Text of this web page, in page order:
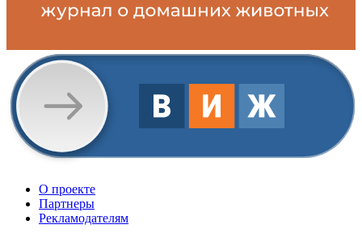
О проекте
Партнеры
Рекламодателям